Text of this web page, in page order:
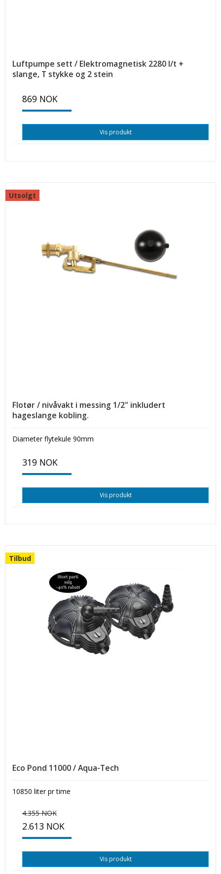
Luftpumpe sett / Elektromagnetisk 2280 l/t +
slange, T stykke og 2 stein
869 NOK
Vis produkt
Utsolgt
Flotør / nivåvakt i messing 1/2" inkludert
hageslange kobling.
Diameter flytekule 90mm
319 NOK
Vis produkt
Tilbud
Eco Pond 11000 / Aqua-Tech
10850 liter pr time
4.355 NOK
2.613 NOK
Vis produkt